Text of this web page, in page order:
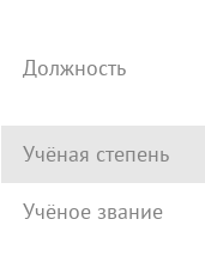
Должность
Учёная степень
Учёное звание